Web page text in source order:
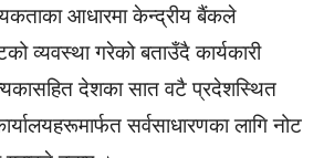
आधारमा केन्द्रीय बैंकले
व्यवस्था गरेको बताउँदै कार्यकारी
देशका सात वटै प्रदेशस्थित
सर्वसाधारणका लागि नोट